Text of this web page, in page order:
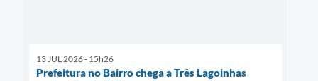
13 JUL 2026 - 15h26
Prefeitura no Bairro chega a Três Lagoinhas